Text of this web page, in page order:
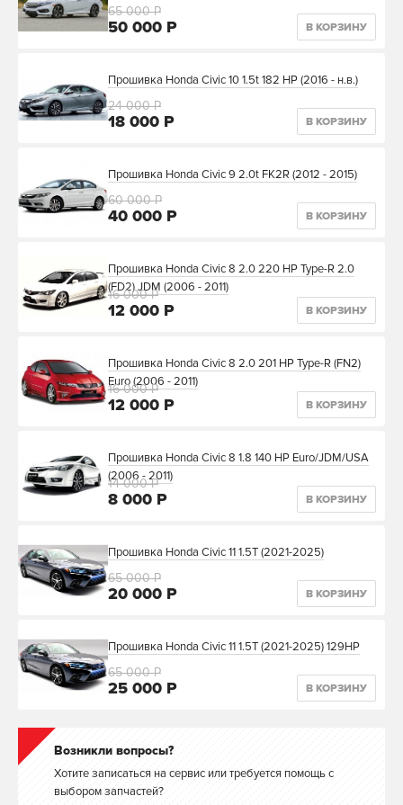
50 000 Р
65 000 Р
В КОРЗИНУ
Прошивка Honda Civic 10 1.5t 182 HP (2016 - н.в.)
18 000 Р
24 000 Р
В КОРЗИНУ
Прошивка Honda Civic 9 2.0t FK2R (2012 - 2015)
40 000 Р
60 000 Р
В КОРЗИНУ
Прошивка Honda Civic 8 2.0 220 HP Type-R 2.0
(FD2) JDM (2006 - 2011)
12 000 Р
16 000 Р
В КОРЗИНУ
Прошивка Honda Civic 8 2.0 201 HP Type-R (FN2)
Euro (2006 - 2011)
12 000 Р
16 000 Р
В КОРЗИНУ
Прошивка Honda Civic 8 1.8 140 HP Euro/JDM/USA
(2006 - 2011)
8 000 Р
14 000 Р
В КОРЗИНУ
Прошивка Honda Civic 11 1.5T (2021-2025)
20 000 Р
65 000 Р
В КОРЗИНУ
Прошивка Honda Civic 11 1.5T (2021-2025) 129HP
25 000 Р
65 000 Р
В КОРЗИНУ
Возникли вопросы?
Хотите записаться на сервис или требуется помощь с
выбором запчастей?